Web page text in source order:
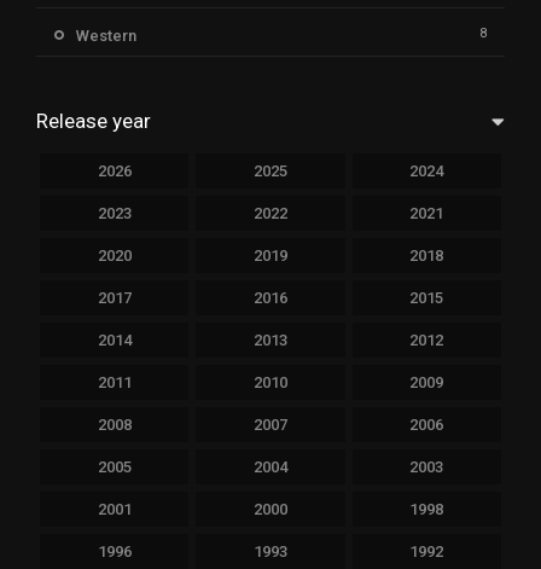
Western 8
Release year
2026 2025 2024
2023 2022 2021
2020 2019 2018
2017 2016 2015
2014 2013 2012
2011 2010 2009
2008 2007 2006
2005 2004 2003
2001 2000 1998
1996 1993 1992